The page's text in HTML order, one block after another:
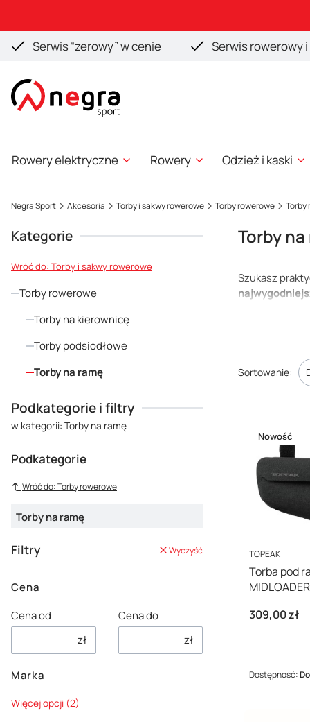
Serwis “zerowy” w cenie
Serwis rowerowy
Rowery elektryczne Rowery Odzież i kaski
Negra Sport Akcesoria Torby i sakwy rowerowe Torby rowerowe Torby
Kategorie
Wróć do: Torby i sakwy rowerowe
Torby rowerowe
Torby na kierownicę
Torby podsiodłowe
Torby na ramę
Podkategorie i filtry
w kategorii: Torby na ramę
Podkategorie
Wróć do: Torby rowerowe
Torby na ramę
Filtry Wyczyść
Cena
Cena od
zł
Cena do
zł
Marka
Marka
Więcej opcji (2)
Torby
Szukasz
dostęp do
plecaka.
Lista
Sortowanie:
Nowość
PRODUCENT
TOPEAK
Torba pod
Cena
309,00 zł
Dostępność: